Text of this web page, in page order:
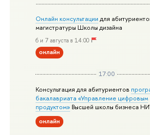
Онлайн консультации для
магистратуры Школы дизайна
6 и 7 августа в 14:00
онлайн
17:00
Консультация для абитуриентов
бакалавриата «Управление цифровым
продуктом» Высшей школы бизнеса
онлайн